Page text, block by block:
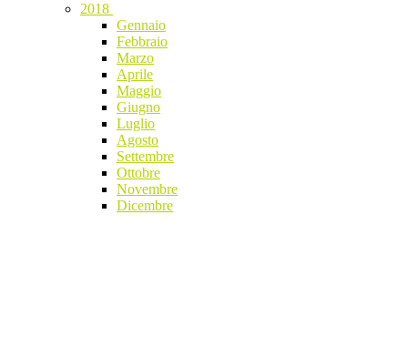
2018
Gennaio
Febbraio
Marzo
Aprile
Maggio
Giugno
Luglio
Agosto
Settembre
Ottobre
Novembre
Dicembre